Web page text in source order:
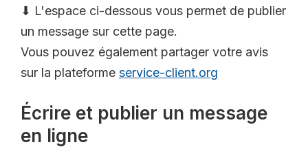
⬇ L'espace ci-dessous vous permet de publier
un message sur cette page.
Vous pouvez également partager votre avis
sur la plateforme service-client.org
Écrire et publier un message
en ligne